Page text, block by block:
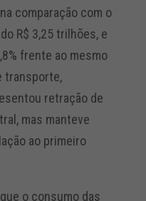
comparação com o
R$ 3,25 trilhões, e
frente ao mesmo
transporte,
retração de
mas manteve
ao primeiro
o consumo das